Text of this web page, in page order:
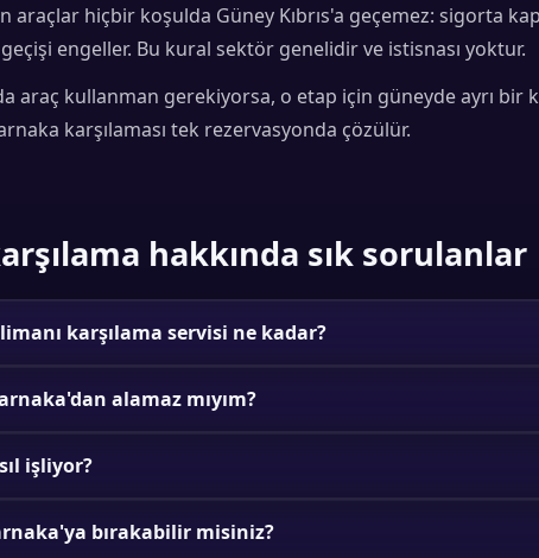
araçlar hiçbir koşulda Güney Kıbrıs'a geçemez: sigorta
geçişi engeller. Bu kural sektör genelidir ve istisnası yoktur.
araç kullanman gerekiyorsa, o etap için güneyde ayrı bir
karşılaması tek rezervasyonda çözülür.
hakkında sık sorulanlar
karşılama servisi ne kadar?
alamaz mıyım?
işliyor?
bırakabilir misiniz?